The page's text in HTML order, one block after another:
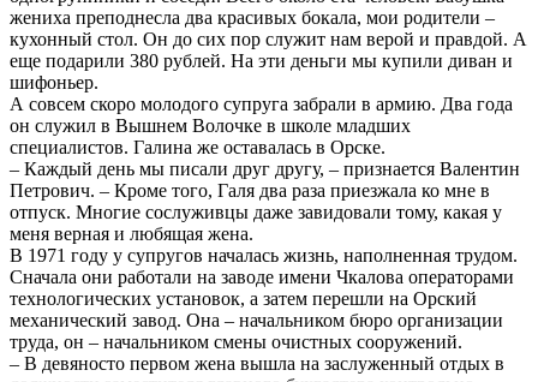
жениха преподнесла два красивых бокала, мои родители –
кухонный стол. Он до сих пор служит нам верой и правдой. А
еще подарили 380 рублей. На эти деньги мы купили диван и
шифоньер.
А совсем скоро молодого супруга забрали в армию. Два года
он служил в Вышнем Волочке в школе младших
специалистов. Галина же оставалась в Орске.
– Каждый день мы писали друг другу, – признается Валентин
Петрович. – Кроме того, Галя два раза приезжала ко мне в
отпуск. Многие сослуживцы даже завидовали тому, какая у
меня верная и любящая жена.
В 1971 году у супругов началась жизнь, наполненная трудом.
Сначала они работали на заводе имени Чкалова операторами
технологических установок, а затем перешли на Орский
механический завод. Она – начальником бюро организации
труда, он – начальником смены очистных сооружений.
– В девяносто первом жена вышла на заслуженный отдых в